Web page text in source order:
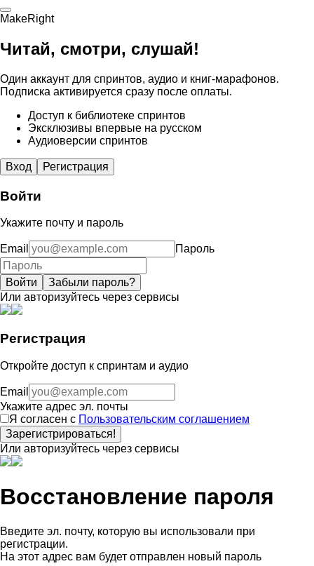
MakeRight
Читай, смотри, слушай!
Один аккаунт для спринтов, аудио и книг-марафонов.
Подписка активируется сразу после оплаты.
Доступ к библиотеке спринтов
Эксклюзивы впервые на русском
Аудиоверсии спринтов
Вход Регистрация
Войти
Укажите почту и пароль
Email Пароль
Войти
Забыли пароль?
Или авторизуйтесь через сервисы
Регистрация
Откройте доступ к спринтам и аудио
Email
Укажите адрес эл. почты
Я согласен с Пользовательским соглашением
Зарегистрироваться!
Или авторизуйтесь через сервисы
Восстановление пароля
Введите эл. почту, которую вы использовали при
регистрации.
На этот адрес вам будет отправлен новый пароль